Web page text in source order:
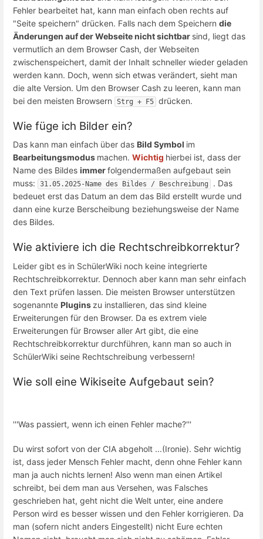
Fehler bearbeitet hat, kann man einfach oben rechts auf
"Seite speichern" drücken. Falls nach dem Speichern die
Änderungen auf der Webseite nicht sichtbar sind, liegt das
vermutlich an dem Browser Cash, der Webseiten
zwischenspeichert, damit der Inhalt schneller wieder geladen
werden kann. Doch, wenn sich etwas verändert, sieht man
die alte Version. Um den Browser Cash zu leeren, kann man
bei den meisten Browsern
Strg + F5 drücken.
Wie füge ich Bilder ein?
Das kann man einfach über das Bild Symbol im
Bearbeitungsmodus machen. Wichtig hierbei ist, dass der
Name des Bildes immerfolgendermaßen aufgebaut sein
muss:
31.05.2025-Name des Bildes / Beschreibung
. Das
bedeuet erst das Datum an dem das Bild erstellt wurde und
dann eine kurze Berscheibung beziehungsweise der Name
des Bildes.
Wie aktiviere ich die Rechtschreibkorrektur?
Leider gibt es in SchülerWiki noch keine integrierte
Rechtschreibkorrektur. Dennoch aber kann man sehr einfach
den Text prüfen lassen. Die meisten Browser unterstützen
sogenannte Plugins zu installieren, das sind kleine
Erweiterungen für den Browser. Da es extrem viele
Erweiterungen für Browser aller Art gibt, die eine
Rechtschreibkorrektur durchführen, kann man so auch in
SchülerWiki seine Rechtschreibung verbessern!
Wie soll eine Wikiseite Aufgebaut sein?
'''Was passiert, wenn ich einen Fehler mache?'''
Du wirst sofort von der CIA abgeholt ...(Ironie). Sehr wichtig
ist, dass jeder Mensch Fehler macht, denn ohne Fehler kann
man ja auch nichts lernen! Also wenn man einen Artikel
schreibt, bei dem man aus Versehen, was Falsches
geschrieben hat, geht nicht die Welt unter, eine andere
Person wird es besser wissen und den Fehler korrigieren. Da
man (sofern nicht anders Eingestellt) nicht Eure echten